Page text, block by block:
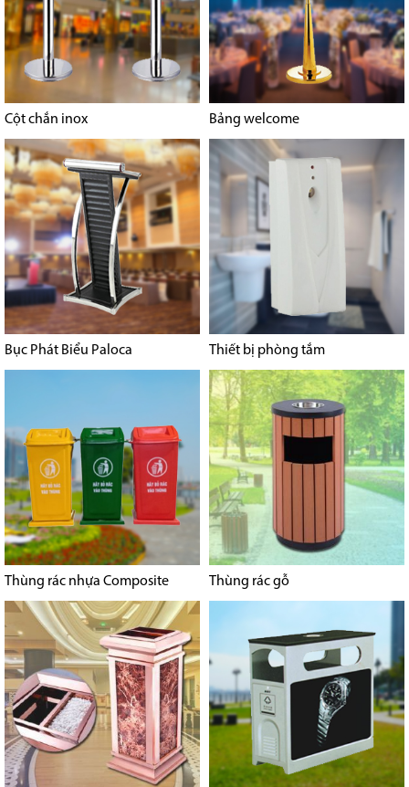
Cột chắn inox Bảng welcome
Bục Phát Biểu Paloca Thiết bị phòng tắm
Thùng rác nhựa Composite Thùng rác gỗ